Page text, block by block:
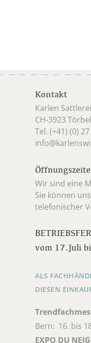
Kontakt
Karlen
CH-3923 Törbel
Tel. (+41) (0)
Wir sind eine
Sie können
telefonischer
vom 17.Juli
ALS
DIESEN
Bern: 16. bis
EXPO DU